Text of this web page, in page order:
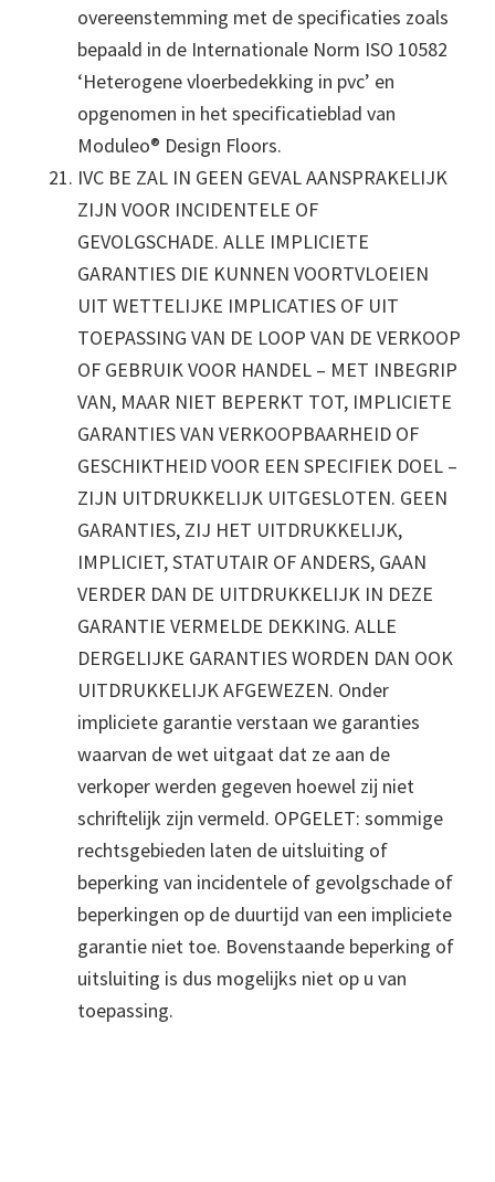
overeenstemming met de specificaties zoals
bepaald in de Internationale Norm ISO 10582
‘Heterogene vloerbedekking in pvc’ en
opgenomen in het specificatieblad van
Moduleo® Design Floors.
IVC BE ZAL IN GEEN GEVAL AANSPRAKELIJK
ZIJN VOOR INCIDENTELE OF
GEVOLGSCHADE. ALLE IMPLICIETE
GARANTIES DIE KUNNEN VOORTVLOEIEN
UIT WETTELIJKE IMPLICATIES OF UIT
TOEPASSING VAN DE LOOP VAN DE VERKOOP
OF GEBRUIK VOOR HANDEL – MET INBEGRIP
VAN, MAAR NIET BEPERKT TOT, IMPLICIETE
GARANTIES VAN VERKOOPBAARHEID OF
GESCHIKTHEID VOOR EEN SPECIFIEK DOEL –
ZIJN UITDRUKKELIJK UITGESLOTEN. GEEN
GARANTIES, ZIJ HET UITDRUKKELIJK,
IMPLICIET, STATUTAIR OF ANDERS, GAAN
VERDER DAN DE UITDRUKKELIJK IN DEZE
GARANTIE VERMELDE DEKKING. ALLE
DERGELIJKE GARANTIES WORDEN DAN OOK
UITDRUKKELIJK AFGEWEZEN. Onder
impliciete garantie verstaan we garanties
waarvan de wet uitgaat dat ze aan de
verkoper werden gegeven hoewel zij niet
schriftelijk zijn vermeld. OPGELET: sommige
rechtsgebieden laten de uitsluiting of
beperking van incidentele of gevolgschade of
beperkingen op de duurtijd van een impliciete
garantie niet toe. Bovenstaande beperking of
uitsluiting is dus mogelijks niet op u van
toepassing.